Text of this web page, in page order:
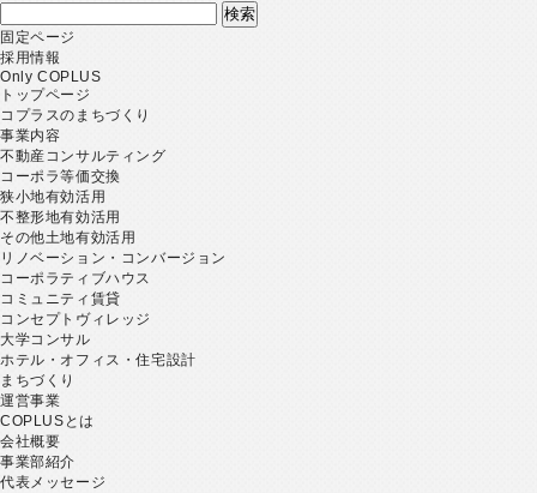
索:
固定ページ
採用情報
Only COPLUS
トップページ
コプラスのまちづくり
事業内容
不動産コンサルティング
コーポラ等価交換
狭小地有効活用
不整形地有効活用
その他土地有効活用
リノベーション・コンバージョン
コーポラティブハウス
コミュニティ賃貸
コンセプトヴィレッジ
大学コンサル
ホテル・オフィス・住宅設計
まちづくり
運営事業
COPLUSとは
会社概要
事業部紹介
代表メッセージ